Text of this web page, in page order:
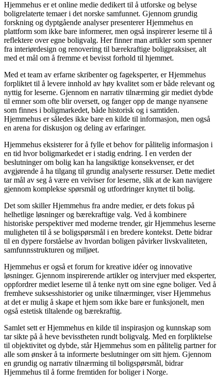
Hjemmehus er et online medie dedikert til å utforske og belyse
boligrelaterte temaer i det norske samfunnet. Gjennom grundig
forskning og dyptgående analyser presenterer Hjemmehus en
plattform som ikke bare informerer, men også inspirerer leserne til å
reflektere over egne boligvalg. Her finner man artikler som spenner
fra interiørdesign og renovering til bærekraftige boligpraksiser, alt
med et mål om å fremme et bevisst forhold til hjemmet.
Med et team av erfarne skribenter og fageksperter, er Hjemmehus
forpliktet til å levere innhold av høy kvalitet som er både relevant og
nyttig for leserne. Gjennom en narrativ tilnærming gir mediet dybde
til emner som ofte blir oversett, og fanger opp de mange nyansene
som finnes i boligmarkedet, både historisk og i samtiden.
Hjemmehus er således ikke bare en kilde til informasjon, men også
en arena for diskusjon og deling av erfaringer.
Hjemmehus eksisterer for å fylle et behov for pålitelig informasjon i
en tid hvor boligmarkedet er i stadig endring. I en verden der
beslutninger om bolig kan ha langsiktige konsekvenser, er det
avgjørende å ha tilgang til grundig analyserte ressurser. Dette mediet
tar mål av seg å være en veiviser for leserne, slik at de kan navigere
gjennom komplekse spørsmål og utfordringer knyttet til bolig.
Det som skiller Hjemmehus fra andre medier, er dets fokus på
helhetlige løsninger og bærekraftige valg. Ved å kombinere
historiske perspektiver med moderne trender, gir Hjemmehus leserne
muligheten til å se boligspørsmål i en bredere kontekst. Dette bidrar
til en dypere forståelse av hvordan boligen påvirker livskvaliteten,
samfunnsstrukturen og miljøet.
Hjemmehus er også et forum for kreative idéer og innovative
løsninger. Gjennom inspirerende artikler og intervjuer med eksperter,
oppfordrer mediet leserne til å tenke nytt om sine egne boliger. Ved å
fremheve suksesshistorier og unike tilnærminger, viser Hjemmehus
at det er mulig å skape et hjem som ikke bare er funksjonelt, men
også estetisk tiltalende og bærekraftig.
Samlet sett er Hjemmehus en kilde til inspirasjon og kunnskap som
tar sikte på å heve bevisstheten rundt boligvalg. Med en forpliktelse
til objektivitet og dybde, står Hjemmehus som en pålitelig partner for
alle som ønsker å ta informerte beslutninger om sitt hjem. Gjennom
en grundig og narrativ tilnærming til boligspørsmål, bidrar
Hjemmehus til å forme fremtiden for boliger i Norge.